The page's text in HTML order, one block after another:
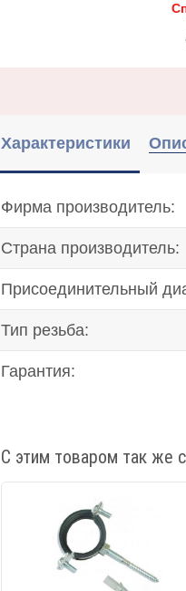
Характеристики
Фирма производитель:
Страна производитель:
Присоединительный
Тип резьба:
Гарантия:
С этим товаром так же